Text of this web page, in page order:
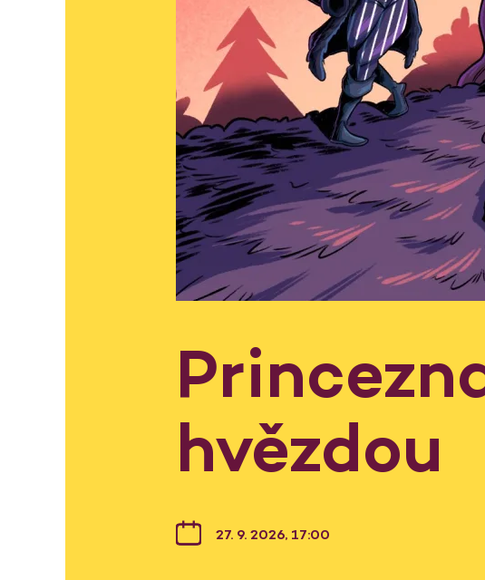
hvězdou
27. 9. 2026, 17:00